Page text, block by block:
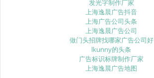
发光字制作厂家
上海逸晨广告抖音
上海广告公司头条
上海逸晨广告公司
做门头招牌找哪家广告公司好
lkunny的头条
广告标识标牌制作厂家
上海逸晨广告地图